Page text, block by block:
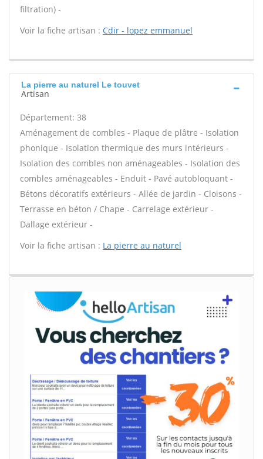
filtration) -
Voir la fiche artisan : Cdir - lopez emmanuel
La pierre au naturel Le touvet
Artisan
Département: 38
Aménagement de combles - Plaque de plâtre - Isolation
phonique - Isolation thermique des murs intérieurs -
Isolation des combles non aménageables - Isolation des
combles aménageables - Enduit - Pavé autobloquant -
Bétons décoratifs extérieurs - Allée de jardin - Cloisons -
Terrasse en béton / Chape - Carrelage extérieur -
Dallage extérieur -
Voir la fiche artisan : La pierre au naturel